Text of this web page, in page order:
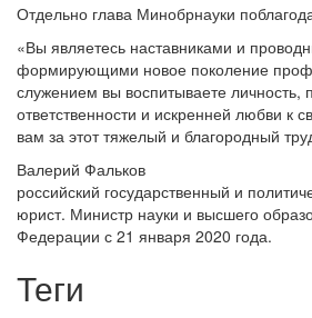
Отдельно глава Минобрнауки
«Вы являетесь наставниками и
формирующими новое поколение
служением вы воспитываете личность,
ответственности и искренней любви к
вам за этот тяжелый и благородный
Валерий Фальков
российский государственный и
юрист. Министр науки и высшего
Федерации с 21 января 2020 года.
Теги